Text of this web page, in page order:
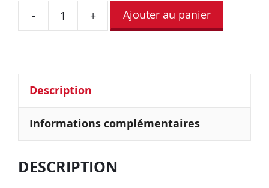
- + Ajouter au panier
Description
Informations complémentaires
DESCRIPTION